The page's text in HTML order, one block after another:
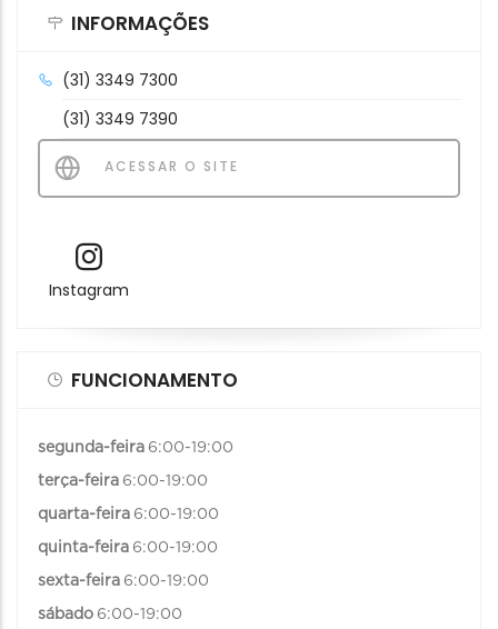
INFORMAÇÕES
(31) 3349 7300
(31) 3349 7390
ACESSAR O SITE
Instagram
FUNCIONAMENTO
segunda-feira 6:00-19:00
terça-feira 6:00-19:00
quarta-feira 6:00-19:00
quinta-feira 6:00-19:00
sexta-feira 6:00-19:00
sábado 6:00-19:00